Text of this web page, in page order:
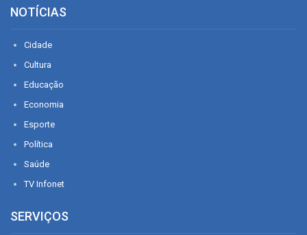
NOTÍCIAS
Cidade
Cultura
Educação
Economia
Esporte
Política
Saúde
TV Infonet
SERVIÇOS